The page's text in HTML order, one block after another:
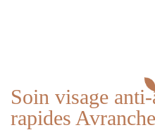
Soin visage
rapides